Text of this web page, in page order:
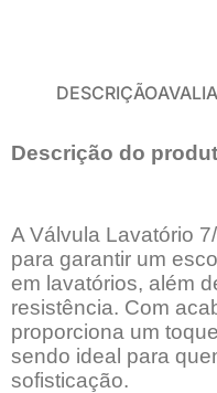
DESCRIÇÃO
Descrição do
A Válvula Lavatório
para garantir um
em lavatórios, além
resistência. Com
proporciona um
sendo ideal para
sofisticação.